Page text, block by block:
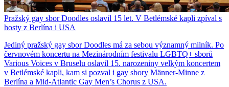
Pražský gay sbor Doodles oslavil 15 let. V Betlémské kapli zpíval s
hosty z Berlína i USA
Jediný pražský gay sbor Doodles má za sebou významný milník. Po
červnovém koncertu na Mezinárodním festivalu LGBTQ+ sborů
Various Voices v Bruselu oslavil 15. narozeniny velkým koncertem
v Betlémské kapli, kam si pozval i gay sbory Männer-Minne z
Berlína a Mid-Atlantic Gay Men’s Chorus z USA.